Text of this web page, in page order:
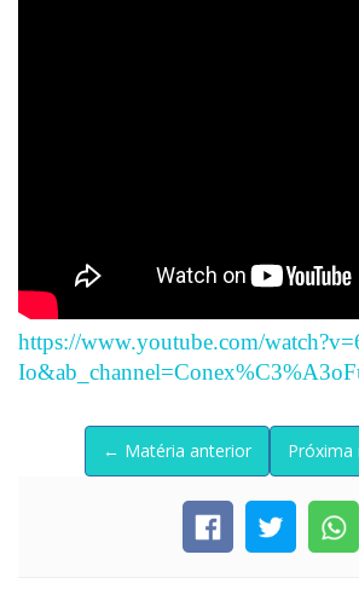
https://www.youtube.com/
← Matéria anterior